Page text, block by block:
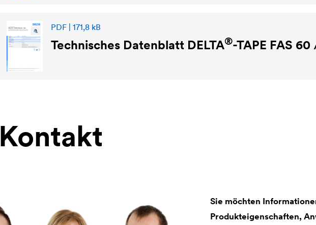
PDF | 171,8 kB
Technisches Datenblatt DELTA®-TAPE FAS 60
Kontakt
Sie möchten
Produkteigenschaften,